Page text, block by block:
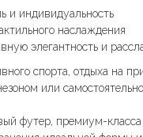
и индивидуальность
наслаждения
элегантность и
спорта, отдыха на
или самостоятельно.
футер, премиум-класса